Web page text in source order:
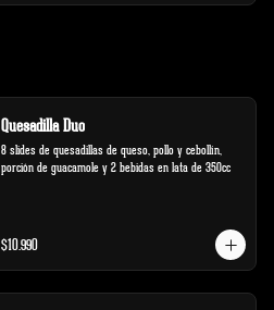
Quesadilla Duo
8 slides de quesadillas de queso, pollo y cebollín,
porción de guacamole y 2 bebidas en lata de 350cc
$10.990